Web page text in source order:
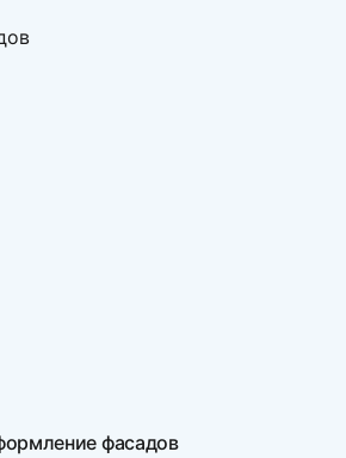
фасадов